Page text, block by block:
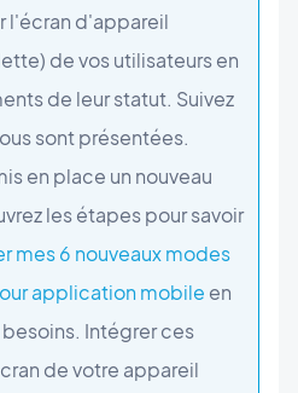
l'écran d'appareil
de vos utilisateurs en
de leur statut. Suivez
sont présentées.
en place un nouveau
les étapes pour savoir
mes 6 nouveaux modes
application mobile en
Intégrer ces
de votre appareil